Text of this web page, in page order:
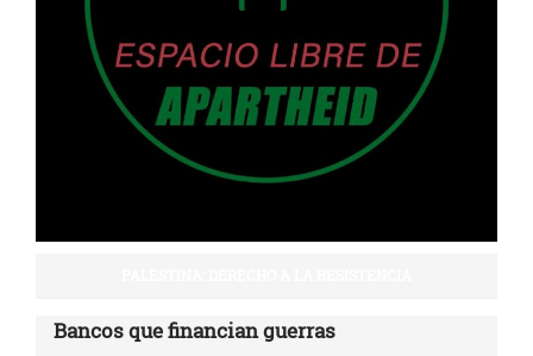
Bancos que financian guerras